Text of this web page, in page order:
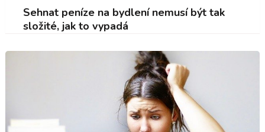
Sehnat peníze na bydlení nemusí být tak
složité, jak to vypadá